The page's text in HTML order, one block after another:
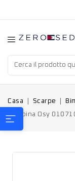
Casa Scarpe
Bambina Osy